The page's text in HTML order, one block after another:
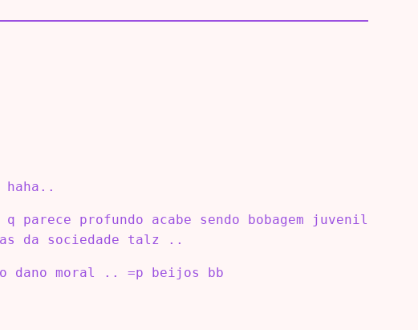
profundo acabe sendo bobagem juvenil
da sociedade talz ..
dano moral .. =p beijos bb